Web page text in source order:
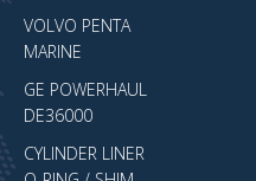
VOLVO PENTA
MARINE
GE POWERHAUL
DE36000
CYLINDER LINER